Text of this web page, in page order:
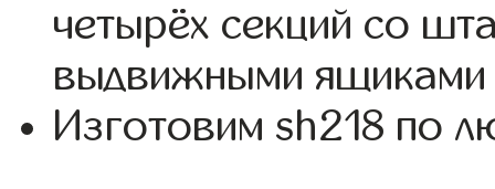
четырёх секций со
выдвижными ящиками
Изготовим sh218 по